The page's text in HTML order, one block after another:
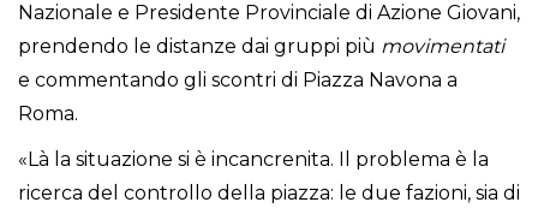
Nazionale e Presidente Provinciale di Azione Giovani,
prendendo le distanze dai gruppi più movimentati
e commentando gli scontri di Piazza Navona a
Roma.
«Là la situazione si è incancrenita. Il problema è la
ricerca del controllo della piazza: le due fazioni, sia di